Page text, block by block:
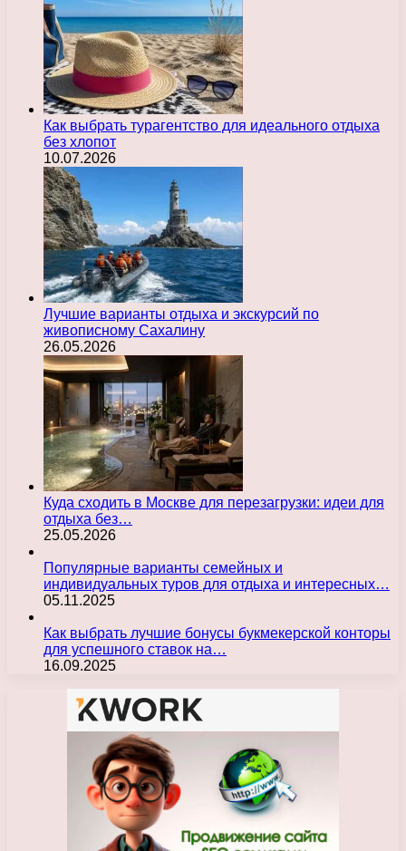
Как выбрать турагентство для идеального отдыха
без хлопот
10.07.2026
Лучшие варианты отдыха и экскурсий по
живописному Сахалину
26.05.2026
Куда сходить в Москве для перезагрузки: идеи для
отдыха без…
25.05.2026
Популярные варианты семейных и
индивидуальных туров для отдыха и интересных…
05.11.2025
Как выбрать лучшие бонусы букмекерской конторы
для успешного ставок на…
16.09.2025